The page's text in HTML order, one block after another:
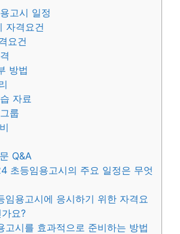
고시 일정
자격요건
요건
방법
자료
룹
Q&A
초등임용고시의 주요 일정은 무엇
임용고시에 응시하기 위한 자격요
요?
고시를 효과적으로 준비하는 방법